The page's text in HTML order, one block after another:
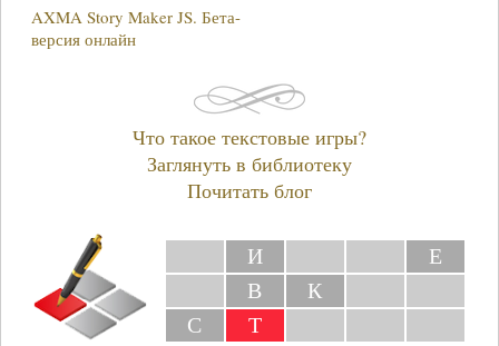
AXMA Story Maker JS. Бета-
версия онлайн
Что такое текстовые игры?
Заглянуть в библиотеку
Почитать блог
И
Е
В
К
С
Т